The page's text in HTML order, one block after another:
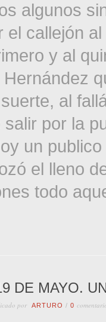
algunos
el callejón
y al
al
salir por la
un
el lleno
todo
DE MAYO.
por ARTURO / 0